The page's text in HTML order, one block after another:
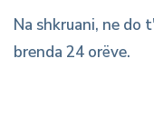
Na shkruani, ne do
brenda 24 orëve.